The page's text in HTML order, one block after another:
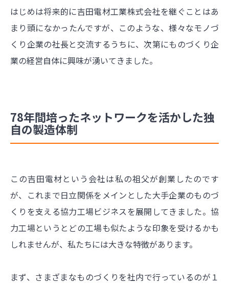
はじめは将来的に吉田電材工業株式会社を継ぐことはあ
まり頭になかったんですが、このような、様々なモノづ
くり企業の社長と交流するうちに、次第にものづくり企
業の経営自体に興味が湧いてきました。
78年間培ったネットワークを活かした独
自の製造体制
この吉田電材という会社は私の祖父が創業したのです
が、これまで日立関係をメインとした大手企業のものづ
くりを支える協力工場ビジネスを展開してきました。協
力工場というとどの工場も似たような印象を受けるかも
しれませんが、私たちには大きな特徴があります。
まず、さまざまなものづくりを社内で行っているのが１